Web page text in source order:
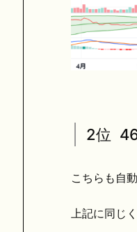
2位
こちらも自
上記に同じ